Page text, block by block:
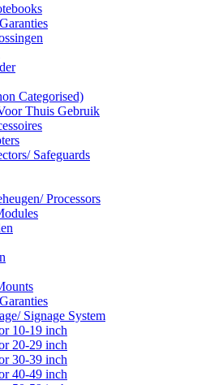
Categorised)
Thuis Gebruik
Safeguards
Processors
Signage System
10-19 inch
20-29 inch
30-39 inch
40-49 inch